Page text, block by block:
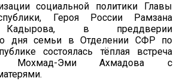
социальной политики Главы
Героя России Рамзана
Кадырова, в преддверии
дня семьи в Отделении СФР по
состоялась тёплая встреча
Мохмад-Эми Ахмадова с